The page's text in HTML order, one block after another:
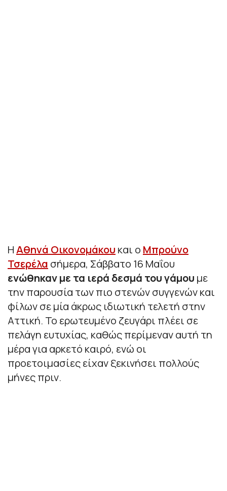
ΗΑθηνά Οικονομάκου και ο Μπρούνο
Τσερέλα σήμερα, Σάββατο 16 Μαΐου
ενώθηκαν με τα ιερά δεσμά του γάμου με
την παρουσία των πιο στενών συγγενών και
φίλων σε μία άκρως ιδιωτική τελετή στην
Αττική. Το ερωτευμένο ζευγάρι πλέει σε
πελάγη ευτυχίας, καθώς περίμεναν αυτή τη
μέρα για αρκετό καιρό, ενώ οι
προετοιμασίες είχαν ξεκινήσει πολλούς
μήνες πριν.